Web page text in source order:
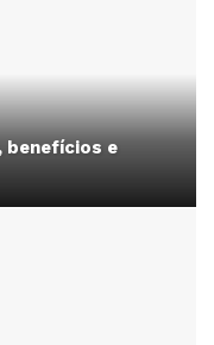
benefícios e